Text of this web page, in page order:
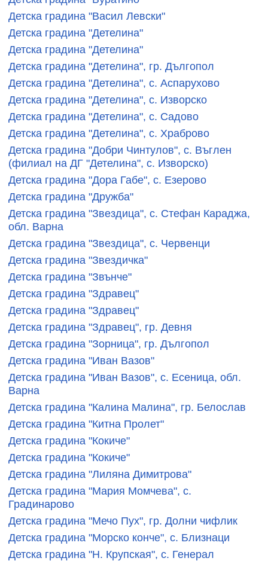
Детска градина "Васил Левски"
Детска градина "Детелина"
Детска градина "Детелина"
Детска градина "Детелина", гр. Дългопол
Детска градина "Детелина", с. Аспарухово
Детска градина "Детелина", с. Изворско
Детска градина "Детелина", с. Садово
Детска градина "Детелина", с. Храброво
Детска градина "Добри Чинтулов", с. Въглен
(филиал на ДГ "Детелина", с. Изворско)
Детска градина "Дора Габе", с. Езерово
Детска градина "Дружба"
Детска градина "Звездица", с. Стефан Караджа,
обл. Варна
Детска градина "Звездица", с. Червенци
Детска градина "Звездичка"
Детска градина "Звънче"
Детска градина "Здравец"
Детска градина "Здравец"
Детска градина "Здравец", гр. Девня
Детска градина "Зорница", гр. Дългопол
Детска градина "Иван Вазов"
Детска градина "Иван Вазов", с. Есеница, обл.
Варна
Детска градина "Калина Малина", гр. Белослав
Детска градина "Китна Пролет"
Детска градина "Кокиче"
Детска градина "Кокиче"
Детска градина "Лиляна Димитрова"
Детска градина "Мария Момчева", с.
Градинарово
Детска градина "Мечо Пух", гр. Долни чифлик
Детска градина "Морско конче", с. Близнаци
Детска градина "Н. Крупская", с. Генерал